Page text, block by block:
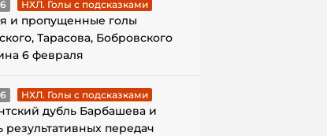
НХЛ. Голы с подсказками
и пропущенные голы
Тарасова, Бобровского
6 февраля
НХЛ. Голы с подсказками
дубль Барбашева и
результативных передач